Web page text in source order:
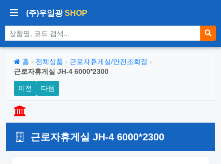
(주)우일광SHOP
상품 검색
홈 › 전체상품 › 근로자휴게실/안전조회장 ›
근로자휴게실 JH-4 6000*2300
이전 다음
근로자휴게실 JH-4 6000*2300